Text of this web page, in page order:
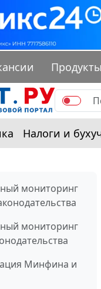
Продукты
Налоги и
мониторинг
мониторинг
Минфина и